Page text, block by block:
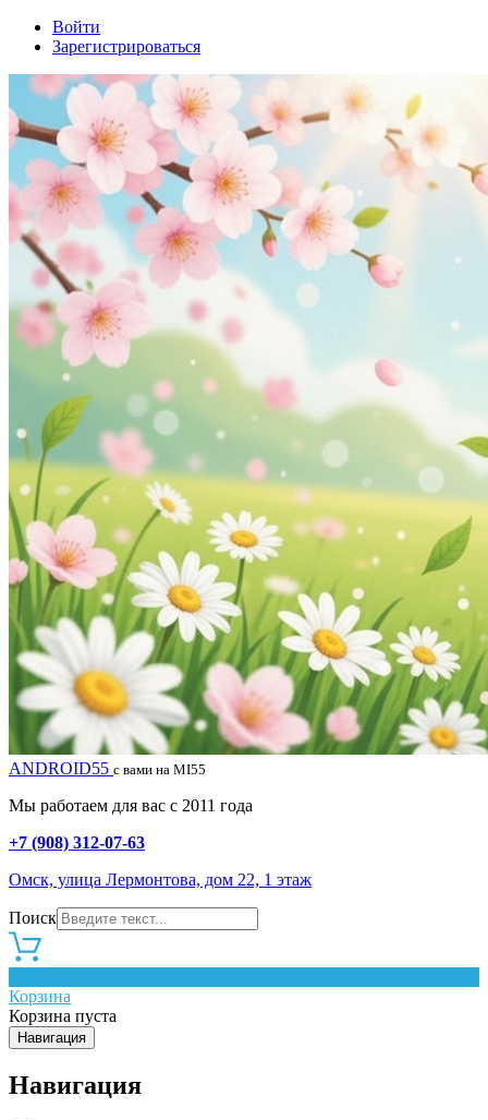
Войти
Зарегистрироваться
ANDROID55 с вами на MI55
Мы работаем для вас с 2011 года
+7 (908) 312-07-63
Омск, улица Лермонтова, дом 22, 1 этаж
Поиск
Корзина
Корзина пуста
Навигация
Навигация